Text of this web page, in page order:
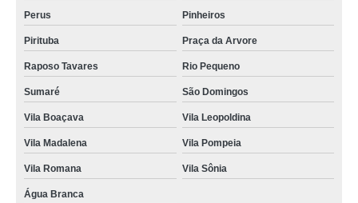
Perus Pinheiros
Pirituba Praça da Arvore
Raposo Tavares Rio Pequeno
Sumaré São Domingos
Vila Boaçava Vila Leopoldina
Vila Madalena Vila Pompeia
Vila Romana Vila Sônia
Água Branca